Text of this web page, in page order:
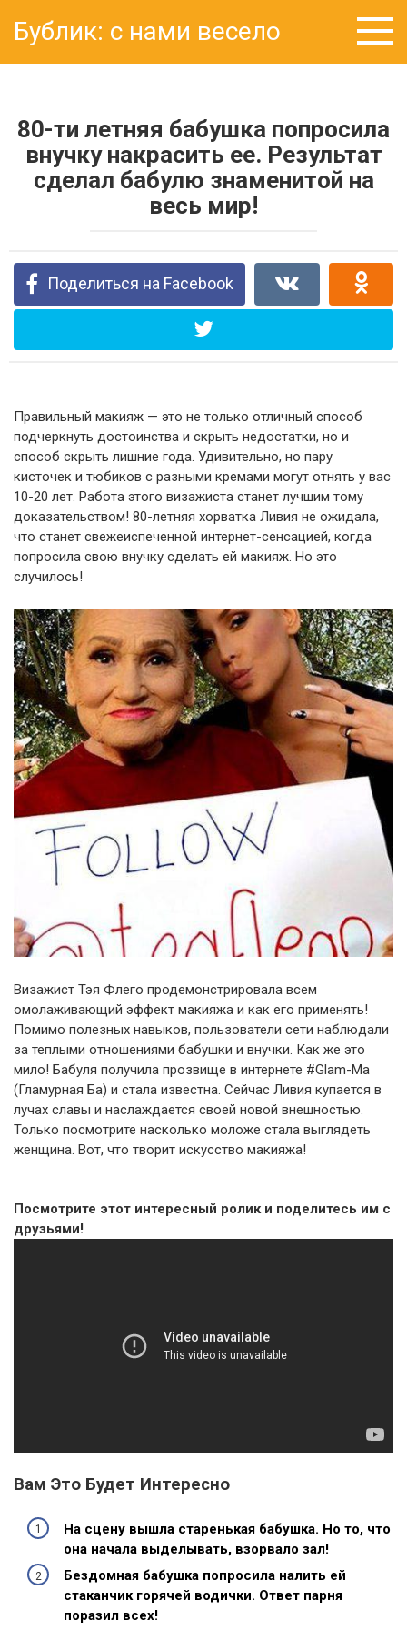
контенту
Бублик: с нами весело
80-ти летняя бабушка попросила
внучку накрасить ее. Результат
сделал бабулю знаменитой на
весь мир!
Поделиться на Facebook
Правильный макияж — это не только отличный способ
подчеркнуть достоинства и скрыть недостатки, но и
способ скрыть лишние года. Удивительно, но пару
кисточек и тюбиков с разными кремами могут отнять у вас
10-20 лет. Работа этого визажиста станет лучшим тому
доказательством! 80-летняя хорватка Ливия не ожидала,
что станет свежеиспеченной интернет-сенсацией, когда
попросила свою внучку сделать ей макияж. Но это
случилось!
Визажист Тэя Флего продемонстрировала всем
омолаживающий эффект макияжа и как его применять!
Помимо полезных навыков, пользователи сети наблюдали
за теплыми отношениями бабушки и внучки. Как же это
мило! Бабуля получила прозвище в интернете #Glam-Ma
(Гламурная Ба) и стала известна. Сейчас Ливия купается в
лучах славы и наслаждается своей новой внешностью.
Только посмотрите насколько моложе стала выглядеть
женщина. Вот, что творит искусство макияжа!
Посмотрите этот интересный ролик и поделитесь им с
друзьями!
Вам Это Будет Интересно
На сцену вышла старенькая бабушка. Но то, что
она начала выделывать, взорвало зал!
Бездомная бабушка попросила налить ей
стаканчик горячей водички. Ответ парня
поразил всех!